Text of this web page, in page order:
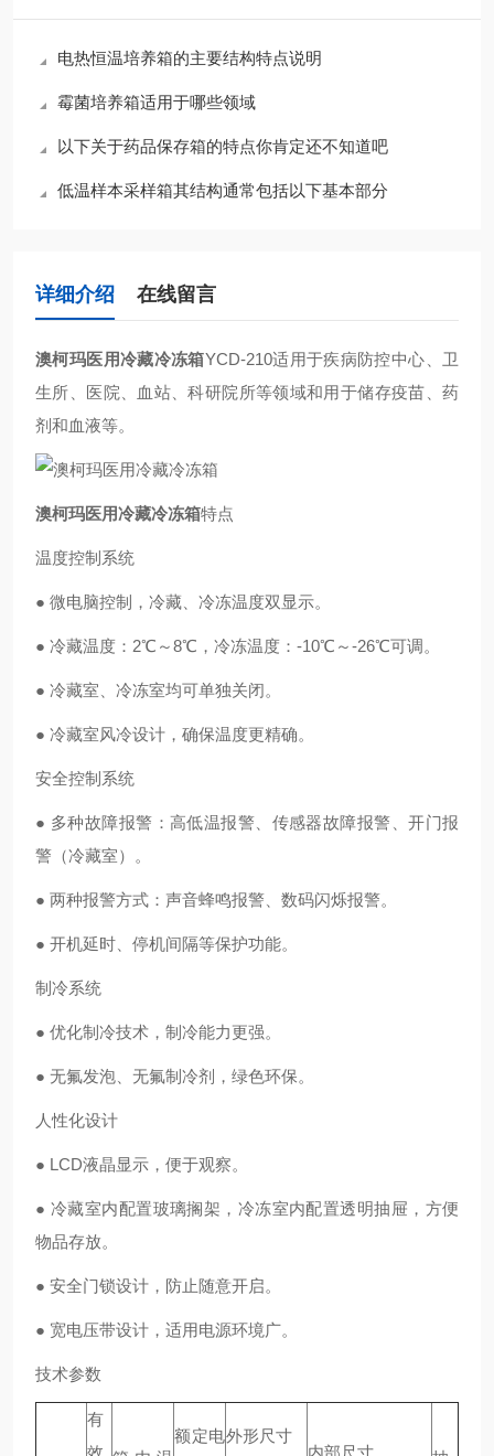
电热恒温培养箱的主要结构特点说明
霉菌培养箱适用于哪些领域
以下关于药品保存箱的特点你肯定还不知道吧
低温样本采样箱其结构通常包括以下基本部分
详细介绍 在线留言
澳柯玛医用冷藏冷冻箱YCD-210适用于疾病防控中心、卫
生所、医院、血站、科研院所等领域和用于储存疫苗、药
剂和血液等。
澳柯玛医用冷藏冷冻箱特点
温度控制系统
● 微电脑控制，冷藏、冷冻温度双显示。
● 冷藏温度：2℃～8℃，冷冻温度：-10℃～-26℃可调。
● 冷藏室、冷冻室均可单独关闭。
● 冷藏室风冷设计，确保温度更精确。
安全控制系统
● 多种故障报警：高低温报警、传感器故障报警、开门报
警（冷藏室）。
● 两种报警方式：声音蜂鸣报警、数码闪烁报警。
● 开机延时、停机间隔等保护功能。
制冷系统
● 优化制冷技术，制冷能力更强。
● 无氟发泡、无氟制冷剂，绿色环保。
人性化设计
● LCD液晶显示，便于观察。
● 冷藏室内配置玻璃搁架，冷冻室内配置透明抽屉，方便
物品存放。
● 安全门锁设计，防止随意开启。
● 宽电压带设计，适用电源环境广。
技术参数
有
效
额定电外形尺寸
内部尺寸